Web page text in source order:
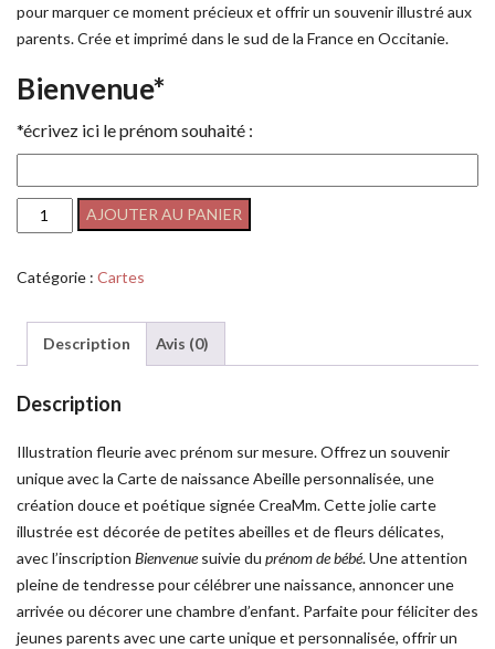
pour marquer ce moment précieux et offrir un souvenir illustré aux
parents. Crée et imprimé dans le sud de la France en Occitanie.
Bienvenue*
*écrivez ici le prénom souhaité :
AJOUTER AU PANIER
Catégorie : Cartes
Description Avis (0)
Description
Illustration fleurie avec prénom sur mesure. Offrez un souvenir
unique avec la Carte de naissance Abeille personnalisée, une
création douce et poétique signée CreaMm. Cette jolie carte
illustrée est décorée de petites abeilles et de fleurs délicates,
avec l’inscription Bienvenuesuivie du prénom de bébé. Une attention
pleine de tendresse pour célébrer une naissance, annoncer une
arrivée ou décorer une chambre d’enfant. Parfaite pour féliciter des
jeunes parents avec une carte unique et personnalisée, offrir un